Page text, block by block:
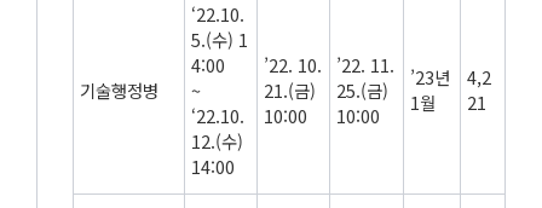
기술행정병
‘22.10.
5.(수) 1
4:00
~
‘22.10.
12.(수)
14:00
’22. 10.
21.(금)
10:00
’22. 11.
25.(금)
10:00
’23년
1월
4,2
21